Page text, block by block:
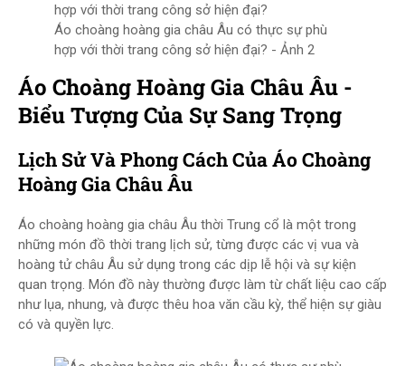
Áo choàng hoàng gia châu Âu có thực sự phù
hợp với thời trang công sở hiện đại? - Ảnh 2
Áo Choàng Hoàng Gia Châu Âu -
Biểu Tượng Của Sự Sang Trọng
Lịch Sử Và Phong Cách Của Áo Choàng
Hoàng Gia Châu Âu
Áo choàng hoàng gia châu Âu thời Trung cổ là một trong
những món đồ thời trang lịch sử, từng được các vị vua và
hoàng tử châu Âu sử dụng trong các dịp lễ hội và sự kiện
quan trọng. Món đồ này thường được làm từ chất liệu cao cấp
như lụa, nhung, và được thêu hoa văn cầu kỳ, thể hiện sự giàu
có và quyền lực.